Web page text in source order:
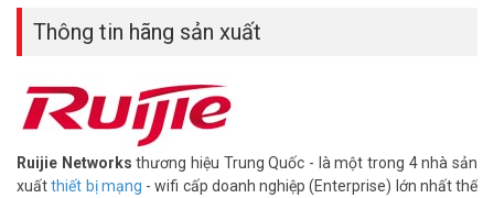
Thông tin hãng sản xuất
Ruijie Networks thương hiệu Trung Quốc - là một trong 4 nhà sản
xuấtthiết bị mạng - wifi cấp doanh nghiệp (Enterprise) lớn nhất thế